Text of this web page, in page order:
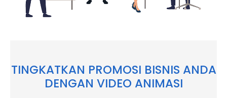
TINGKATKAN PROMOSI BISNIS ANDA
DENGAN VIDEO ANIMASI